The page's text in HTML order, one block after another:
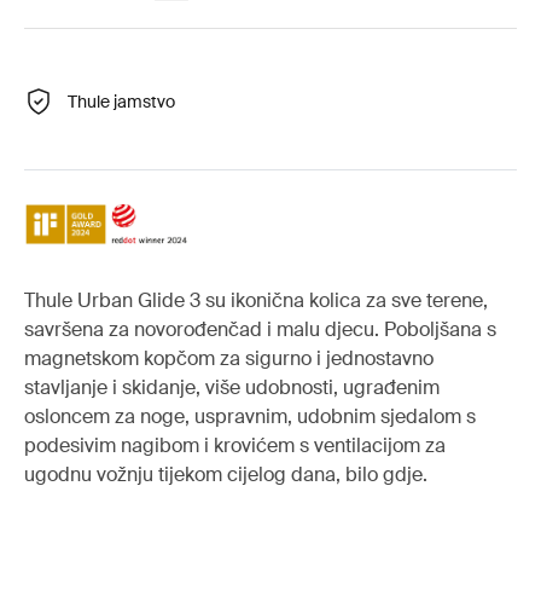
Thule jamstvo
Thule Urban Glide 3 su ikonična kolica za sve terene,
savršena za novorođenčad i malu djecu. Poboljšana s
magnetskom kopčom za sigurno i jednostavno
stavljanje i skidanje, više udobnosti, ugrađenim
osloncem za noge, uspravnim, udobnim sjedalom s
podesivim nagibom i krovićem s ventilacijom za
ugodnu vožnju tijekom cijelog dana, bilo gdje.